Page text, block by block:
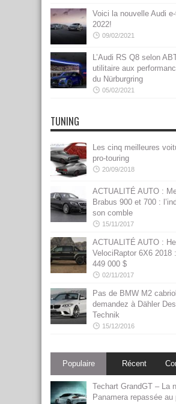
Voici la nouvelle Audi
2022!
09/02/2021
L’Audi RS Q8 selon
utilitaire aux
du Nürburgring
05/02/2021
TUNING
Les cinq meilleures
pro-touring
20/09/2018
ACTUALITÉ AUTO :
Brabus 900 et 700 :
son comble
15/11/2017
ACTUALITÉ AUTO :
VelociRaptor 6X6 2018
449 000 $
02/11/2017
Pas de BMW M2
demandez à Dähler
Technik
15/12/2016
Populaire Récent
Techart GrandGT – La
Panamera repassée au